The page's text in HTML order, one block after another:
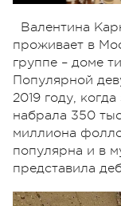
Валентина
проживает в
группе – доме
Популярной
2019 году,
набрала 350
миллиона
популярна и в
представила